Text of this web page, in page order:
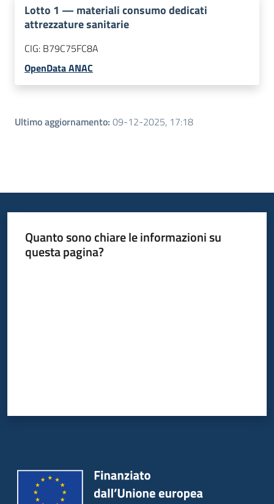
Lotto 1 — materiali consumo dedicati
attrezzature sanitarie
CIG: B79C75FC8A
OpenData ANAC
Ultimo aggiornamento: 09-12-2025, 17:18
Quanto sono chiare le informazioni su
questa pagina?